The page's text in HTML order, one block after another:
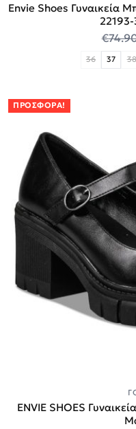
Envie Shoes Γυναικεία
€
36 37 38
ΠΡΟΣΦΟΡΆ!
ENVIE SHOES